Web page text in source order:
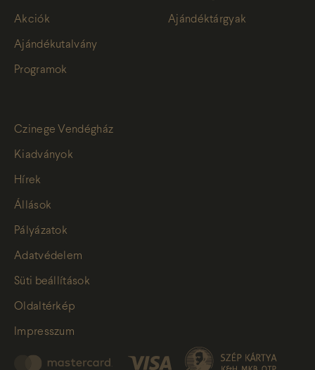
Akciók
Ajándékutalvány
Programok
Ajándéktárgyak
Czinege Vendégház
Kiadványok
Hírek
Állások
Pályázatok
Adatvédelem
Süti beállítások
Oldaltérkép
Impresszum